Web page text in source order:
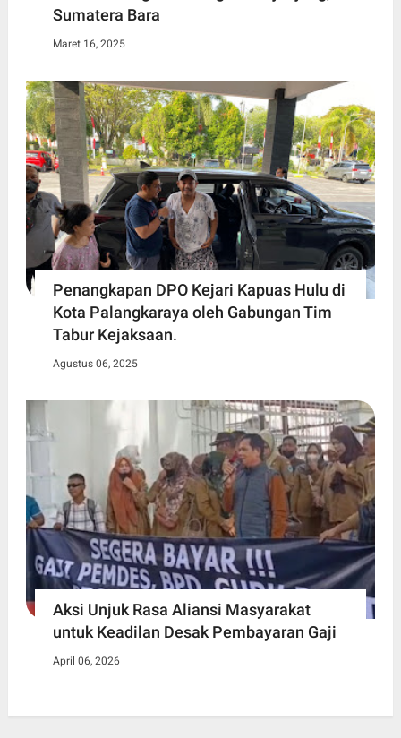
Sumatera Bara
Maret 16, 2025
Penangkapan DPO Kejari Kapuas Hulu di
Kota Palangkaraya oleh Gabungan Tim
Tabur Kejaksaan.
Agustus 06, 2025
Aksi Unjuk Rasa Aliansi Masyarakat
untuk Keadilan Desak Pembayaran Gaji
April 06, 2026